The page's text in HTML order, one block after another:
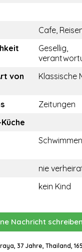
Cafe,
Gesellig,
von
Klassische
Zeitungen
Schwimmen
nie
kein Kind
Nachricht schreiben
37 Jahre, Thailand,